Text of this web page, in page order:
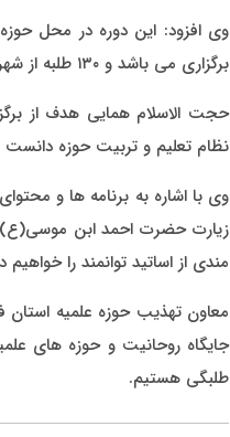
وی افزود: این دوره در محل
برگزاری می باشد و ۱۳۰ طلبه از شهرهای مختلف فارس در این دوره شرکت نموده اند.
حجت الاسلام همایی هدف از
نظام تعلیم و تربیت حوزه دانست
وی با اشاره به برنامه ها و
زیارت حضرت احمد ابن موسی(ع)
مندی از اساتید توانمند را
معاون تهذیب حوزه علمیه
جایگاه روحانیت و حوزه های
طلبگی هستیم.